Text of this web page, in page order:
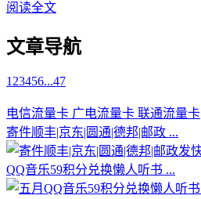
阅读全文
文章导航
1 23456...47
电信流量卡 广电流量卡 联通流量卡
寄件顺丰|京东|圆通|德邦|邮政 ...
QQ音乐59积分兑换懒人听书 ...